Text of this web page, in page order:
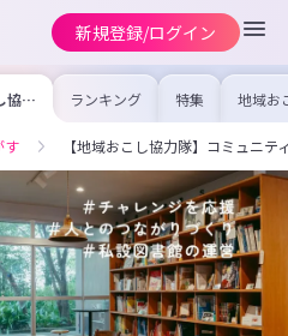
新規登録/ログイン
協力
ィ
緒
集
ランキング 特集 地域お
の求
を集め
事内容
を比較
合った
けよう
す 【地域おこし協力隊】コミュニ